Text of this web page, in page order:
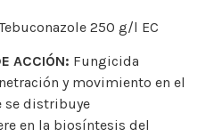
250 g/l EC
ACCIÓN: Fungicida
y movimiento en el
se distribuye
en la biosíntesis del